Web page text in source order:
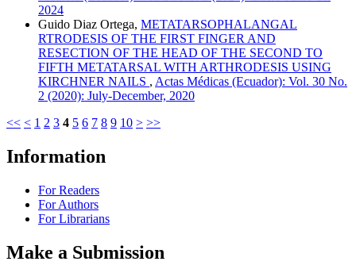
2024
Guido Diaz Ortega, METATARSOPHALANGAL
RTRODESIS OF THE FIRST FINGER AND
RESECTION OF THE HEAD OF THE SECOND TO
FIFTH METATARSAL WITH ARTHRODESIS USING
KIRCHNER NAILS , Actas Médicas (Ecuador): Vol. 30 No.
2 (2020): July-December, 2020
<< < 1 2 3 4 5 6 7 8 9 10 > >>
Information
For Readers
For Authors
For Librarians
Make a Submission